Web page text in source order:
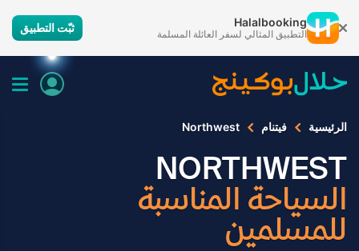
Halalbooking
التطبيق المثالي لسفر العائلة المسلمة ثبّت التطبيق
الرئيسية فيتنام Northwest
NORTHWEST
السياحة المناسبة
للمسلمين